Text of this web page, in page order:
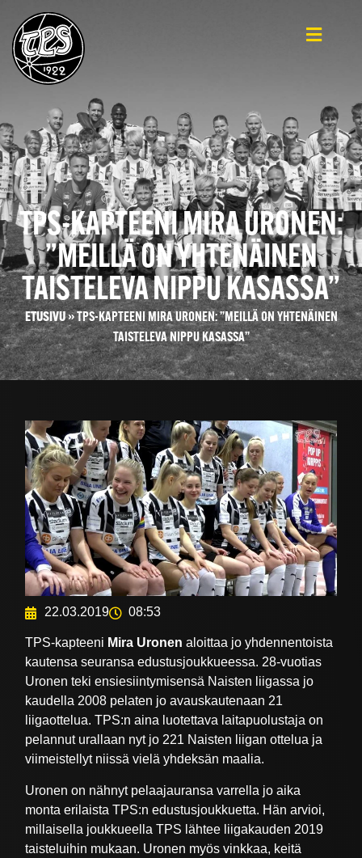
TPS-KAPTEENI MIRA URONEN:
”MEILLÄ ON YHTENÄINEN
TAISTELEVA NIPPU KASASSA”
ETUSIVU»TPS-KAPTEENI MIRA URONEN: ”MEILLÄ ON YHTENÄINEN
TAISTELEVA NIPPU KASASSA”
22.03.2019 08:53
TPS-kapteeni Mira Uronenaloittaa jo yhdennentoista
kautensa seuransa edustusjoukkueessa. 28-vuotias
Uronen teki ensiesiintymisensä Naisten liigassa jo
kaudella 2008 pelaten jo avauskautenaan 21
liigaottelua. TPS:n aina luotettava laitapuolustaja on
pelannut urallaan nyt jo 221 Naisten liigan ottelua ja
viimeistellyt niissä vielä yhdeksän maalia.
Uronen on nähnyt pelaajauransa varrella jo aika
monta erilaista TPS:n edustusjoukkuetta. Hän arvioi,
millaisella joukkueella TPS lähtee liigakauden 2019
taisteluihin mukaan. Uronen myös vinkkaa, keitä